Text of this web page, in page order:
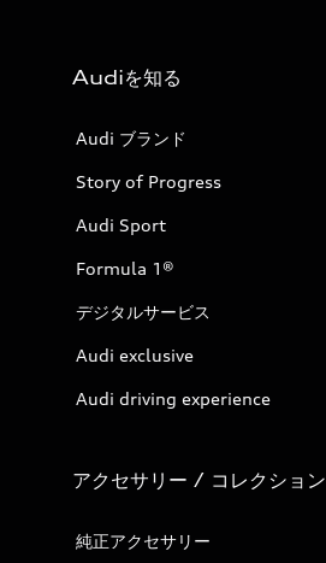
Audiを知る
Audi ブランド
Story of Progress
Audi Sport
Formula 1®
デジタルサービス
Audi exclusive
Audi driving experience
アクセサリー / コレクション
純正アクセサリー